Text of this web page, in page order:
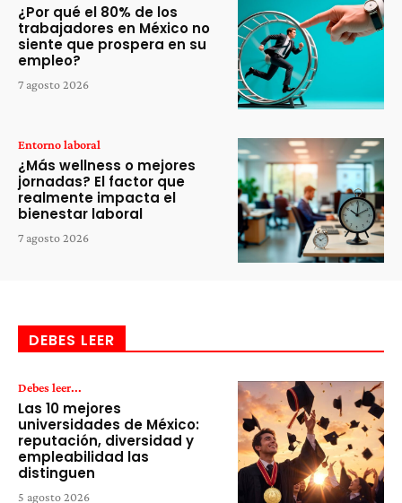
¿Por qué el 80% de los
trabajadores en México no
siente que prospera en su
empleo?
7 agosto 2026
Entorno laboral
¿Más wellness o mejores
jornadas? El factor que
realmente impacta el
bienestar laboral
7 agosto 2026
DEBES LEER
Debes leer...
Las 10 mejores
universidades de México:
reputación, diversidad y
empleabilidad las
distinguen
5 agosto 2026